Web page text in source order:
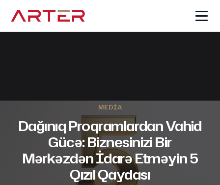
MEDIA
Dağınıq Proqramlardan Vahid
Gücə: Biznesinizi Bir
Mərkəzdən İdarə Etməyin 5
Qızıl Qaydası